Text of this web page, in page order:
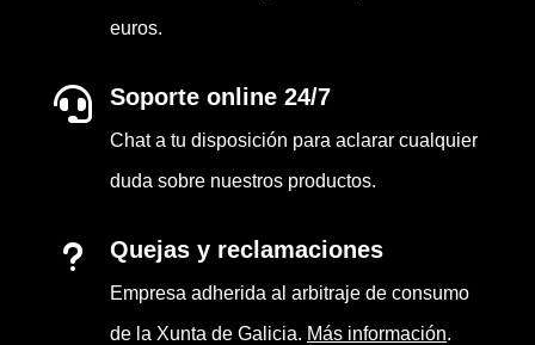
euros.
 Soporte online 24/7
Chat a tu disposición para aclarar cualquier
duda sobre nuestros productos.
u Quejas y reclamaciones
Empresa adherida al arbitraje de consumo
de la Xunta de Galicia. Más información.